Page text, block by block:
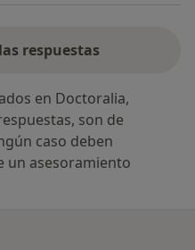
respuestas
en Doctoralia,
son de
caso deben
un asesoramiento